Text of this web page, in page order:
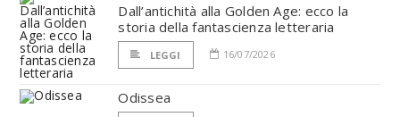
Dall’antichità alla Golden Age: ecco la
storia della fantascienza letteraria
LEGGI 16/07/2026
Odissea